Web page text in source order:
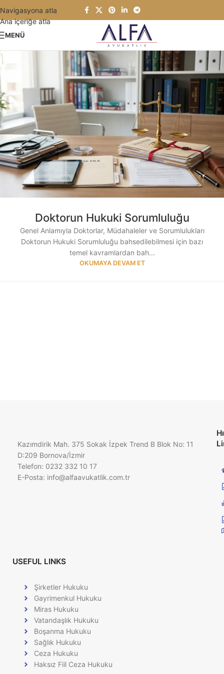
Navigasyona atla
Ana içeriğe atla
MENÜ
Doktorun Hukuki Sorumluluğu
Genel Anlamıyla Doktorlar, Müdahaleler ve Sorumlulukları
Doktorun Hukuki Sorumluluğu bahsedilebilmesi için bazı
temel kavramlardan bah...
OKUMAYA DEVAM ET
Kazımdirik Mah. 375 Sokak İzpek Trend B Blok No: 11
D:209 Bornova/İzmir
Telefon: 0232 332 10 17
E-Posta: info@alfaavukatlik.com.tr
USEFUL LINKS
Şirketler Hukuku
Gayrimenkul Hukuku
Miras Hukuku
Vatandaşlık Hukuku
Boşanma Hukuku
Sağlık Hukuku
Ceza Hukuku
Haksız Fiil Ceza Hukuku